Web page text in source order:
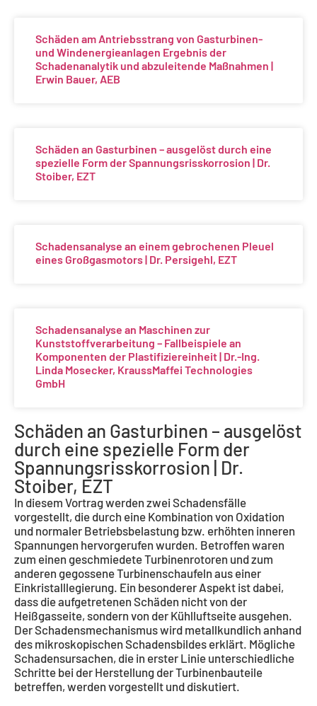
Schäden am Antriebsstrang von Gasturbinen-
und Windenergieanlagen Ergebnis der
Schadenanalytik und abzuleitende Maßnahmen |
Erwin Bauer, AEB
Schäden an Gasturbinen – ausgelöst durch eine
spezielle Form der Spannungsrisskorrosion | Dr.
Stoiber, EZT
Schadensanalyse an einem gebrochenen Pleuel
eines Großgasmotors | Dr. Persigehl, EZT
Schadensanalyse an Maschinen zur
Kunststoffverarbeitung – Fallbeispiele an
Komponenten der Plastifiziereinheit | Dr.-Ing.
Linda Mosecker, KraussMaffei Technologies
GmbH
Schäden an Gasturbinen – ausgelöst
durch eine spezielle Form der
Spannungsrisskorrosion | Dr.
Stoiber, EZT
In diesem Vortrag werden zwei Schadensfälle
vorgestellt, die durch eine Kombination von Oxidation
und normaler Betriebsbelastung bzw. erhöhten inneren
Spannungen hervorgerufen wurden. Betroffen waren
zum einen geschmiedete Turbinenrotoren und zum
anderen gegossene Turbinenschaufeln aus einer
Einkristalllegierung. Ein besonderer Aspekt ist dabei,
dass die aufgetretenen Schäden nicht von der
Heißgasseite, sondern von der Kühlluftseite ausgehen.
Der Schadensmechanismus wird metallkundlich anhand
des mikroskopischen Schadensbildes erklärt. Mögliche
Schadensursachen, die in erster Linie unterschiedliche
Schritte bei der Herstellung der Turbinenbauteile
betreffen, werden vorgestellt und diskutiert.